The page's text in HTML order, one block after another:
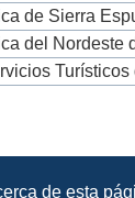
de Sierra
del Nordeste
de esta